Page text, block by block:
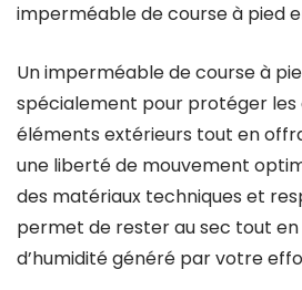
imperméable de course à pied
Un imperméable de course à
spécialement pour protéger les
éléments extérieurs tout en
une liberté de mouvement
des matériaux techniques et
permet de rester au sec tout en
d’humidité généré par votre